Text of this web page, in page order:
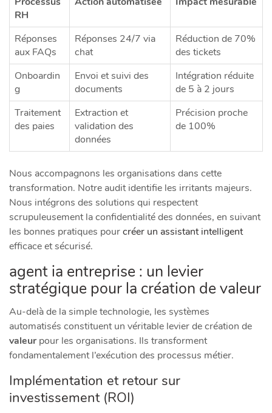
RH
Réponses
aux FAQs
Réponses 24/7 via
chat
Réduction de 70%
des tickets
Onboardin
g
Envoi et suivi des
documents
Intégration réduite
de 5 à 2 jours
Traitement
des paies
Extraction et
validation des
données
Précision proche
de 100%
Nous accompagnons les organisations dans cette
transformation. Notre audit identifie les irritants majeurs.
Nous intégrons des solutions qui respectent
scrupuleusement la confidentialité des données, en suivant
les bonnes pratiques pourcréer un assistant intelligent
efficace et sécurisé.
agent ia entreprise : un levier
stratégique pour la création de valeur
Au-delà de la simple technologie, les systèmes
automatisés constituent un véritable levier de création de
valeurpour les organisations. Ils transforment
fondamentalement l’exécution des processus métier.
Implémentation et retour sur
investissement (ROI)